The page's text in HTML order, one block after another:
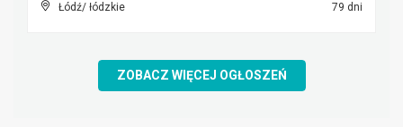
Łódź/ łódzkie 79 dni
ZOBACZ WIĘCEJ OGŁOSZEŃ